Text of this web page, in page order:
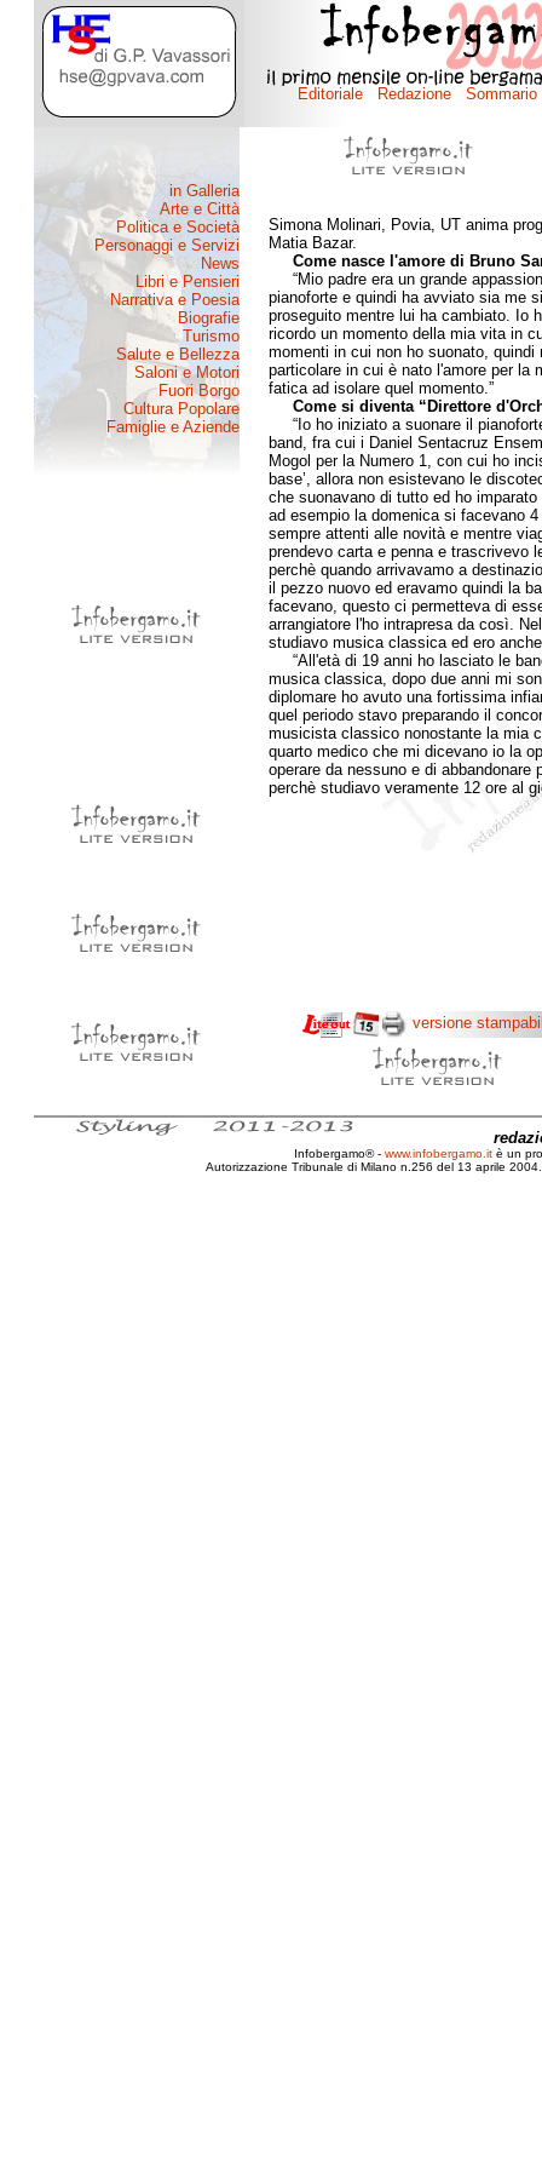
Simona Molinari, Povia, UT anima
Matia Bazar.
Come nasce l'amore di Bruno
“Mio padre era un grande
pianoforte e quindi ha avviato sia me
proseguito mentre lui ha cambiato. Io
ricordo un momento della mia vita in
momenti in cui non ho suonato,
particolare in cui è nato l'amore per la
fatica ad isolare quel momento.”
Come si diventa “Direttore
“Io ho iniziato a suonare il
band, fra cui i Daniel Sentacruz
Mogol per la Numero 1, con cui ho
base’, allora non esistevano le
che suonavano di tutto ed ho
ad esempio la domenica si facevano
sempre attenti alle novità e mentre
prendevo carta e penna e trascrivevo
perchè quando arrivavamo a
il pezzo nuovo ed eravamo quindi la
facevano, questo ci permetteva di
arrangiatore l'ho intrapresa da così.
studiavo musica classica ed ero
“All'età di 19 anni ho lasciato le
musica classica, dopo due anni mi
diplomare ho avuto una fortissima
quel periodo stavo preparando il
musicista classico nonostante la mia
quarto medico che mi dicevano io la
operare da nessuno e di
perchè studiavo veramente 12 ore al
versione
Infobergamo® - www.infobergamo.it è un
Autorizzazione Tribunale di Milano n.256 del 13 aprile